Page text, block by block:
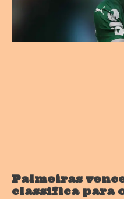
Palmeiras
classifica para